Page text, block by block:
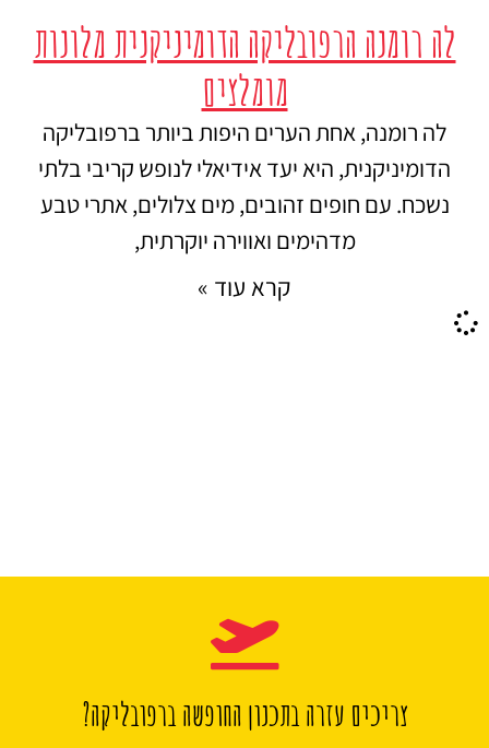
לה רומנה הרפובליקה הדומיניקנית מלונות
מומלצים
לה רומנה, אחת הערים היפות ביותר ברפובליקה
הדומיניקנית, היא יעד אידיאלי לנופש קריבי בלתי
נשכח. עם חופים זהובים, מים צלולים, אתרי טבע
מדהימים ואווירה יוקרתית,
קרא עוד »
צריכים עזרה בתכנון החופשה ברפובליקה?